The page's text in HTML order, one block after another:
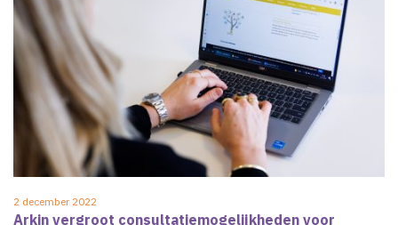
2 december 2022
Arkin vergroot consultatiemogelijkheden voor